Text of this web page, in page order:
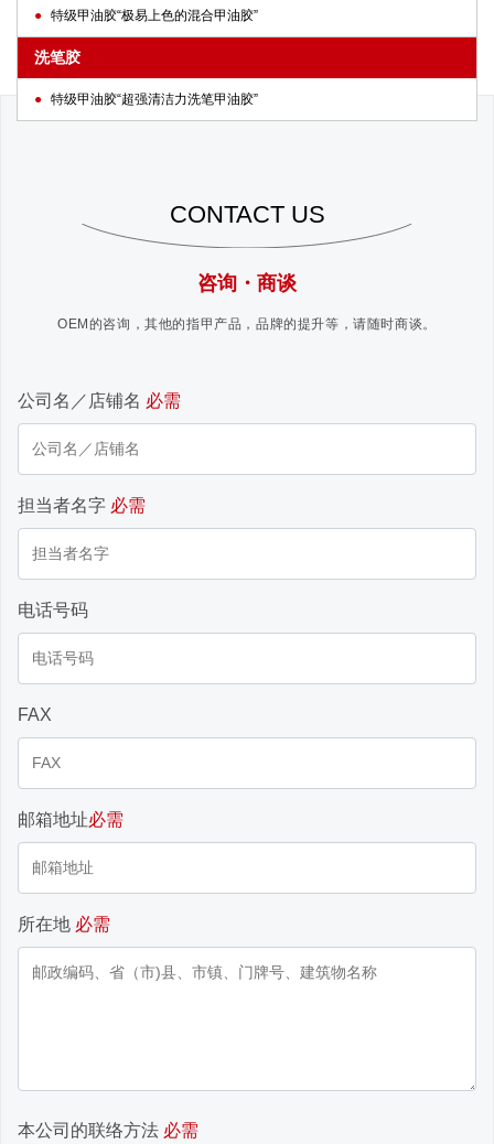
特级甲油胶“极易上色的混合甲油胶”
洗笔胶
特级甲油胶“超强清洁力洗笔甲油胶”
CONTACT US
咨询・商谈
OEM的咨询，其他的指甲产品，品牌的提升等，请随时商谈。
公司名／店铺名 必需
担当者名字 必需
电话号码
FAX
邮箱地址必需
所在地 必需
本公司的联络方法 必需